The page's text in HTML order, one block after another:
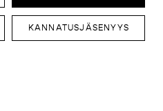
KANNATUSJÄSENYYS